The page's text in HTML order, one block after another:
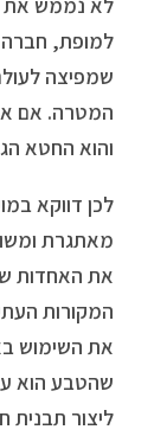
למופת,
שמפיצה
המטרה. אם
והוא החטא
לכן דווקא
מאתגרת
את האחדות
המקורות
את השימוש
שהטבע הוא
ליצור תבנית